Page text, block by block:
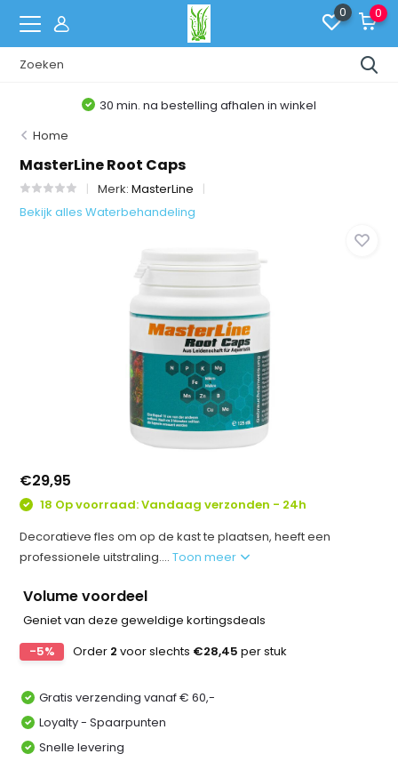
0 0
30 min. na bestelling afhalen in winkel
Home
MasterLine Root Caps
Merk:MasterLine
Bekijk alles Waterbehandeling
€29,95
18 Op voorraad: Vandaag verzonden - 24h
Decoratieve fles om op de kast te plaatsen, heeft een
professionele uitstraling....Toon meer
Volume voordeel
Geniet van deze geweldige kortingsdeals
-5%
Order 2 voor slechts €28,45 per stuk
Gratis verzending vanaf € 60,-
Loyalty - Spaarpunten
Snelle levering